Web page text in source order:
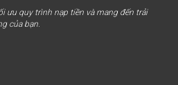
ưu quy trình nạp tiền và mang đến trải
của bạn.